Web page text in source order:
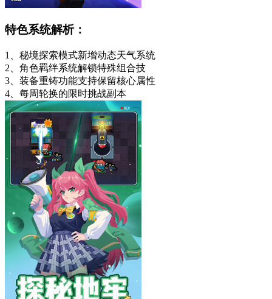
特色系统解析：
1、秘境探索模式新增动态天气系统
2、角色羁绊系统解锁特殊组合技
3、装备重铸功能支持保留核心属性
4、每周轮换的限时挑战副本